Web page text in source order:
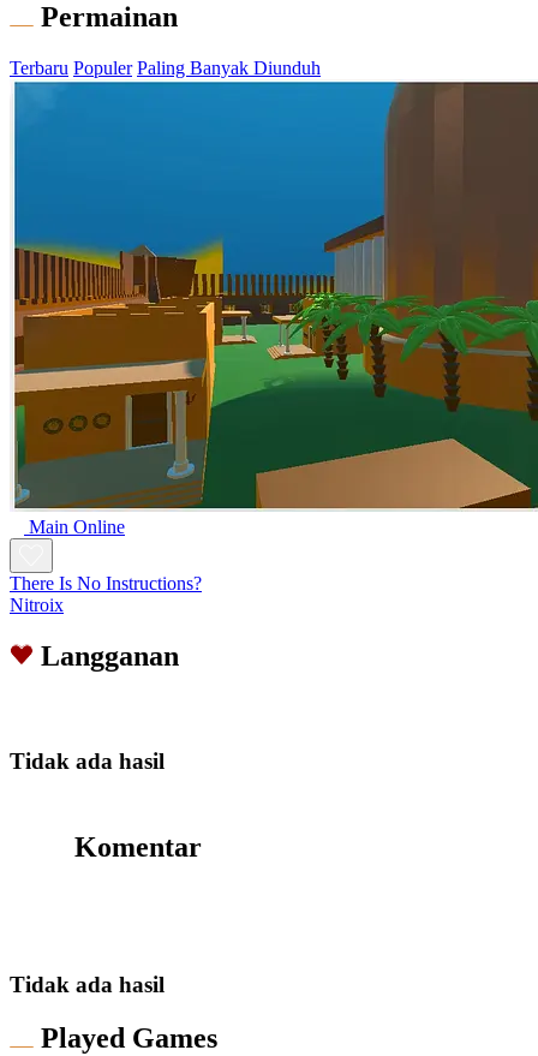
Permainan
Terbaru Populer Paling Banyak Diunduh
Main Online
There Is No Instructions?
Nitroix
Langganan
Tidak ada hasil
Komentar
Tidak ada hasil
Played Games